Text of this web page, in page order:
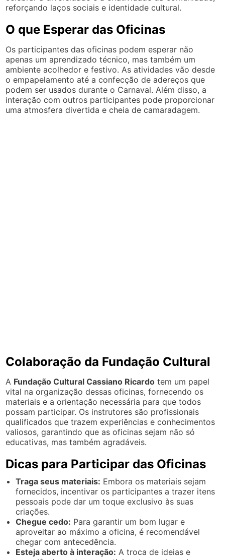
reforçando laços sociais e identidade cultural.
O que Esperar das Oficinas
Os participantes das oficinas podem esperar não
apenas um aprendizado técnico, mas também um
ambiente acolhedor e festivo. As atividades vão desde
o empapelamento até a confecção de adereços que
podem ser usados durante o Carnaval. Além disso, a
interação com outros participantes pode proporcionar
uma atmosfera divertida e cheia de camaradagem.
Colaboração da Fundação Cultural
A Fundação Cultural Cassiano Ricardo tem um papel
vital na organização dessas oficinas, fornecendo os
materiais e a orientação necessária para que todos
possam participar. Os instrutores são profissionais
qualificados que trazem experiências e conhecimentos
valiosos, garantindo que as oficinas sejam não só
educativas, mas também agradáveis.
Dicas para Participar das Oficinas
Traga seus materiais: Embora os materiais sejam
fornecidos, incentivar os participantes a trazer itens
pessoais pode dar um toque exclusivo às suas
criações.
Chegue cedo: Para garantir um bom lugar e
aproveitar ao máximo a oficina, é recomendável
chegar com antecedência.
Esteja aberto à interação: A troca de ideias e